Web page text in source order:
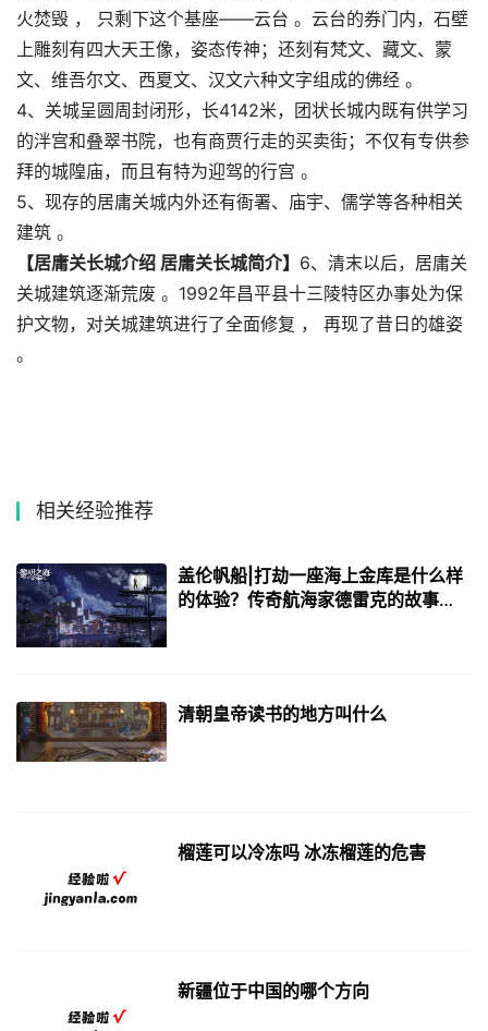
火焚毁 ， 只剩下这个基座——云台 。云台的券门内，石壁
上雕刻有四大天王像，姿态传神；还刻有梵文、藏文、蒙
文、维吾尔文、西夏文、汉文六种文字组成的佛经 。
4、关城呈圆周封闭形，长4142米，团状长城内既有供学习
的泮宫和叠翠书院，也有商贾行走的买卖街；不仅有专供参
拜的城隍庙，而且有特为迎驾的行宫 。
5、现存的居庸关城内外还有衙署、庙宇、儒学等各种相关
建筑 。
【居庸关长城介绍 居庸关长城简介】 6、清末以后，居庸关
关城建筑逐渐荒废 。1992年昌平县十三陵特区办事处为保
护文物，对关城建筑进行了全面修复 ， 再现了昔日的雄姿
。
相关经验推荐
盖伦帆船|打劫一座海上金库是什么样
的体验？传奇航海家德雷克的故事
清朝皇帝读书的地方叫什么
榴莲可以冷冻吗 冰冻榴莲的危害
新疆位于中国的哪个方向